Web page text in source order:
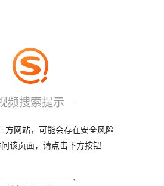
频搜索提示
方网站，可能会存在安全风险
该页面，请点击下方按钮